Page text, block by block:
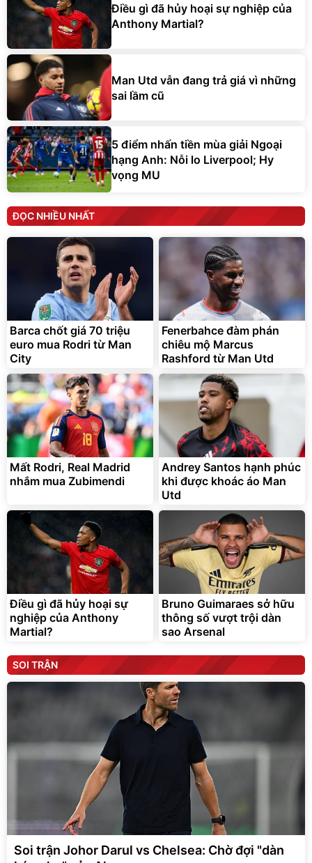
Điều gì đã hủy hoại sự nghiệp của
Anthony Martial?
Man Utd vẫn đang trả giá vì những
sai lầm cũ
5 điểm nhấn tiền mùa giải Ngoại
hạng Anh: Nỗi lo Liverpool; Hy
vọng MU
ĐỌC NHIỀU NHẤT
Barca chốt giá 70 triệu
euro mua Rodri từ Man
City
Fenerbahce đàm phán
chiêu mộ Marcus
Rashford từ Man Utd
Mất Rodri, Real Madrid
nhắm mua Zubimendi
Andrey Santos hạnh phúc
khi được khoác áo Man
Utd
Điều gì đã hủy hoại sự
nghiệp của Anthony
Martial?
Bruno Guimaraes sở hữu
thông số vượt trội dàn
sao Arsenal
SOI TRẬN
Soi trận Johor Darul vs Chelsea: Chờ đợi "dàn